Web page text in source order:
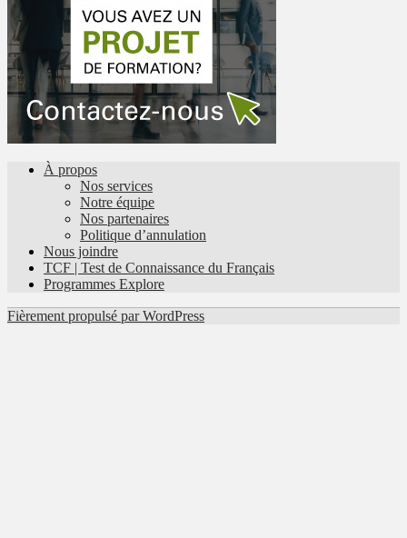
À propos
Nos services
Notre équipe
Nos partenaires
Politique d’annulation
Nous joindre
TCF | Test de Connaissance du Français
Programmes Explore
Fièrement propulsé par WordPress